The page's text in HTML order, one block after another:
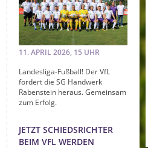
11. APRIL 2026, 15 UHR
Landesliga-Fußball! Der VfL
fordert die SG Handwerk
Rabenstein heraus. Gemeinsam
zum Erfolg.
JETZT SCHIEDSRICHTER
BEIM VFL WERDEN